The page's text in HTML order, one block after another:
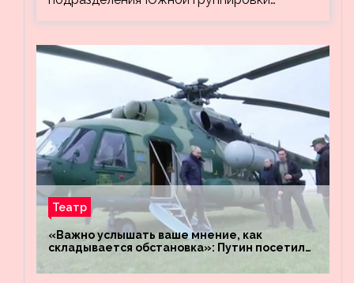
Театр
«Важно услышать ваше мнение, как
складывается обстановка»: Путин посетил
«Восток»